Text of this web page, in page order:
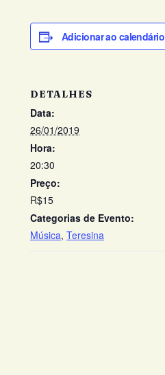
Adicionar ao calendário
DETALHES
Data:
26/01/2019
Hora:
20:30
Preço:
R$15
Categorias de Evento:
Música, Teresina